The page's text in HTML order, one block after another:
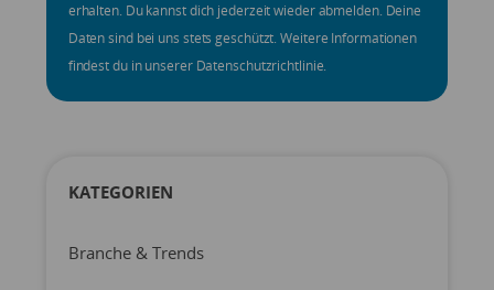
erhalten. Du kannst dich jederzeit wieder abmelden. Deine
Daten sind bei uns stets geschützt. Weitere Informationen
findest du in unserer Datenschutzrichtlinie.
KATEGORIEN
Branche & Trends